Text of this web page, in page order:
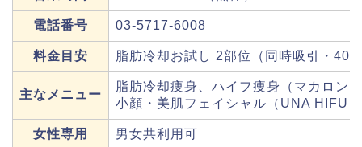
電話番号 03-5717-6008
料金目安 脂肪冷却お試し 2部位（同時吸引・40
主なメニュー
脂肪冷却痩身、ハイフ痩身（マカロン
小顔・美肌フェイシャル（UNA HIFU
女性専用 男女共利用可